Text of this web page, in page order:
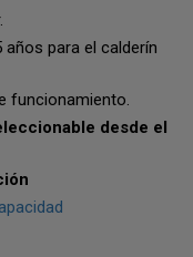
para el calderín
funcionamiento.
desde el